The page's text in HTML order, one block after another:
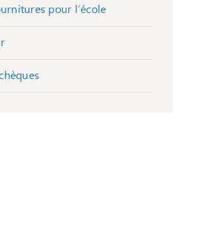
pour l’école